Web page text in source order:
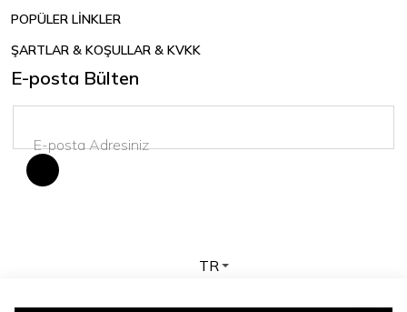
POPÜLER LİNKLER
ŞARTLAR & KOŞULLAR & KVKK
E-posta Bülten
TR